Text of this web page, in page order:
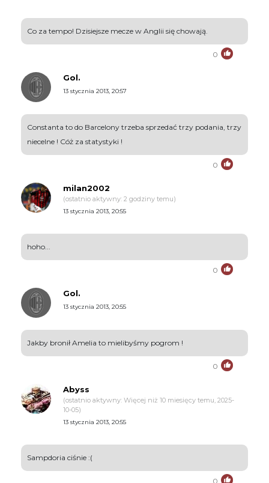
Co za tempo! Dzisiejsze mecze w Anglii się chowają.
0
Gol.
13 stycznia 2013, 20:57
Constanta to do Barcelony trzeba sprzedać trzy podania, trzy
niecelne ! Cóż za statystyki !
0
milan2002
(ostatnio aktywny: 2 godziny temu)
13 stycznia 2013, 20:55
hoho...
0
Gol.
13 stycznia 2013, 20:55
Jakby bronił Amelia to mielibyśmy pogrom !
0
Abyss
(ostatnio aktywny: Więcej niż 10 miesięcy temu, 2025-
10-05)
13 stycznia 2013, 20:55
Sampdoria ciśnie :(
0